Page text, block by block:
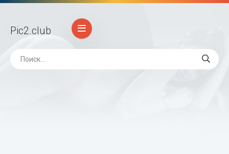
Pic2.club